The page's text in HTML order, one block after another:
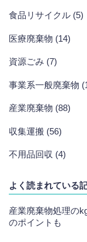
食品リサイクル (5)
医療廃棄物 (14)
資源ごみ (7)
事業系一般廃棄物
産業廃棄物 (88)
収集運搬 (56)
不用品回収 (4)
よく読まれている
産業廃棄物処理の
のポイントも